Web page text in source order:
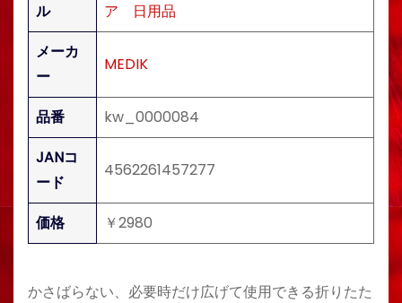
ル
ア
日用品
メーカ
ー
MEDIK
品番
kw_0000084
JANコ
ード
4562261457277
価格 ￥2980
かさばらない、必要時だけ広げて使用できる折りたた